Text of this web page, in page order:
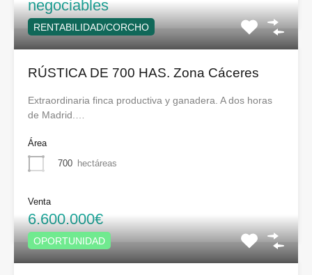
negociables
RENTABILIDAD/CORCHO
RÚSTICA DE 700 HAS. Zona Cáceres
Extraordinaria finca productiva y ganadera. A dos horas
de Madrid.…
Área
700 hectáreas
Venta
6.600.000€
OPORTUNIDAD